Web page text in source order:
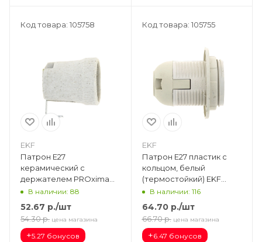
Код товара: 105758
EKF
Патрон Е27
керамический с
держателем PROxima
LHCe-E27-h
В наличии: 88
52.67 р./шт
54.30 р. цена магазина
+5.27 бонусов
Код товара: 105755
EKF
Патрон Е27 пластик с
кольцом, белый
(термостойкий) EKF
PROxima LHP-E27-r
В наличии: 116
64.70р./шт
66.70 р. цена магазина
+6.47 бонусов